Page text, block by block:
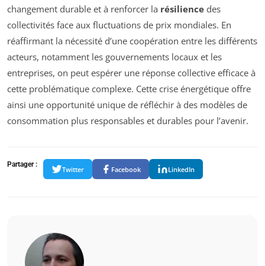
changement durable et à renforcer la résilience des
collectivités face aux fluctuations de prix mondiales. En
réaffirmant la nécessité d’une coopération entre les différents
acteurs, notamment les gouvernements locaux et les
entreprises, on peut espérer une réponse collective efficace à
cette problématique complexe. Cette crise énergétique offre
ainsi une opportunité unique de réfléchir à des modèles de
consommation plus responsables et durables pour l’avenir.
Partager :
Twitter Facebook LinkedIn